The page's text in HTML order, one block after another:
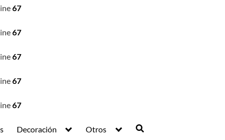
67
67
67
67
67
Decoración Otros